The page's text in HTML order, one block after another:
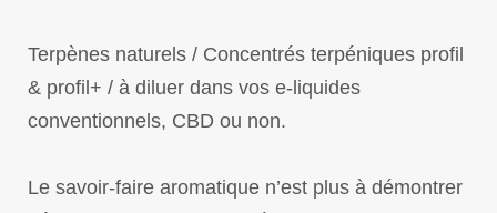
Terpènes naturels / Concentrés terpéniques profil
& profil+ / à diluer dans vos e-liquides
conventionnels, CBD ou non.
Le savoir-faire aromatique n’est plus à démontrer